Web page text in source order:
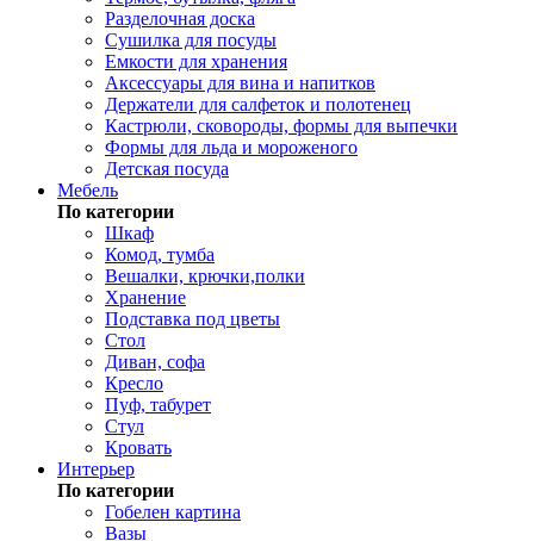
Разделочная доска
Сушилка для посуды
Емкости для хранения
Аксессуары для вина и напитков
Держатели для салфеток и полотенец
Кастрюли, сковороды, формы для выпечки
Формы для льда и мороженого
Детская посуда
Мебель
По категории
Шкаф
Комод, тумба
Вешалки, крючки,полки
Хранение
Подставка под цветы
Стол
Диван, софа
Кресло
Пуф, табурет
Стул
Кровать
Интерьер
По категории
Гобелен картина
Вазы